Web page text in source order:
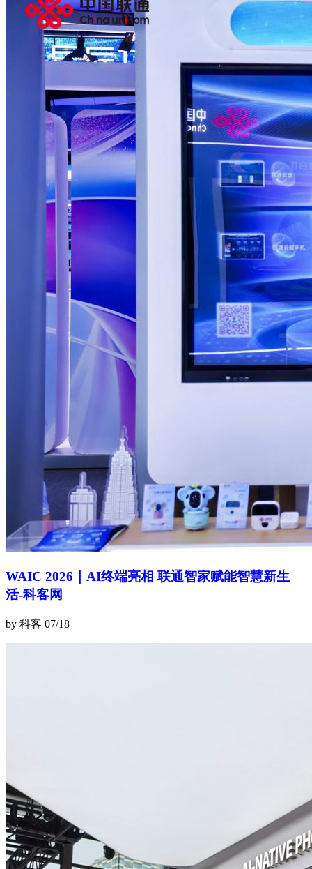
WAIC 2026｜AI终端亮相 联通智家赋能智慧新生
活-科客网
by 科客 07/18